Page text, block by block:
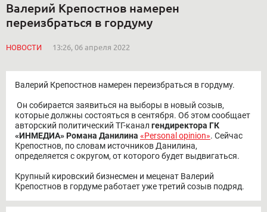
Валерий Крепостнов намерен
переизбраться в гордуму
НОВОСТИ 13:26, 06 апреля 2022
Валерий Крепостнов намерен переизбраться в гордуму.
Он собирается заявиться на выборы в новый созыв,
которые должны состояться в сентября. Об этом сообщает
авторский политический ТГ-канал гендиректора ГК
«ИНМЕДИА» Романа Данилина «Personal opinion». Сейчас
Крепостнов, по словам источников Данилина,
определяется с округом, от которого будет выдвигаться.
Крупный кировский бизнесмен и меценат Валерий
Крепостнов в гордуме работает уже третий созыв подряд.